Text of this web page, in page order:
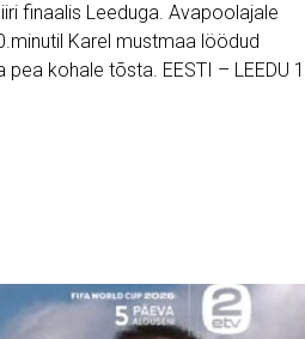
finaalis Leeduga. Avapoolajale
Karel mustmaa löödud
kohale tõsta. EESTI – LEEDU 1